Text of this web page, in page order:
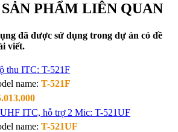
PHẨM LIÊN QUAN
đã được sử dụng trong dự án có đề
viết.
thu ITC: T-521F
name: T-521F
ITC, hỗ trợ 2 Mic: T-521UF
name: T-521UF